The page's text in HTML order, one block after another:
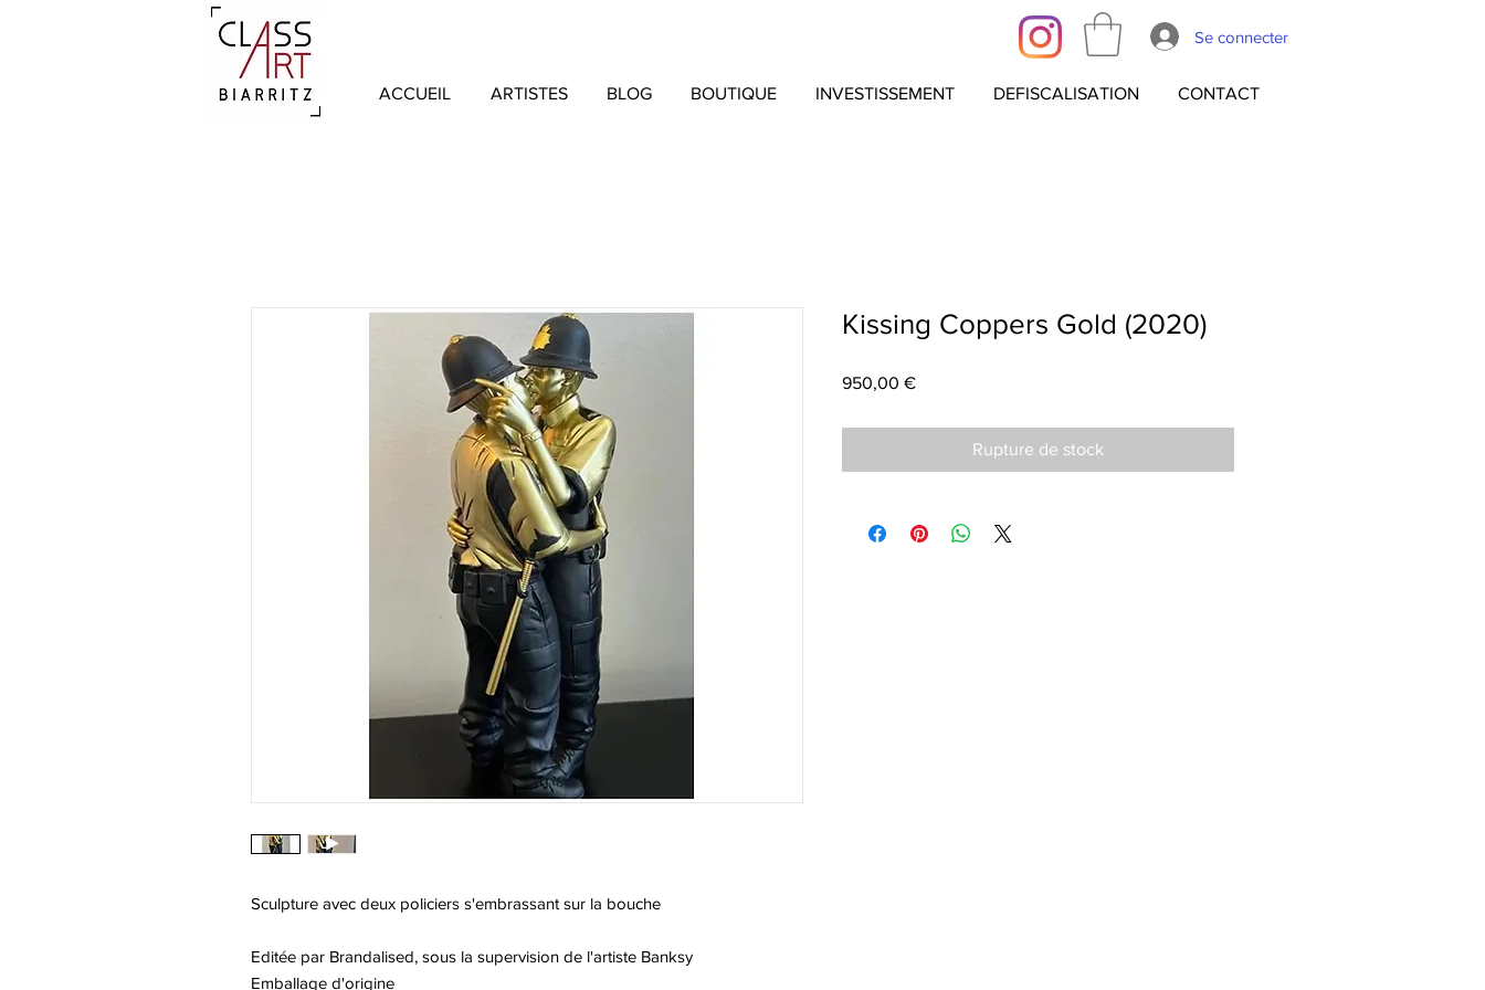
Se connecter
ACCUEIL ARTISTES BLOG BOUTIQUE INVESTISSEMENT DEFISCALISATION CONTACT
Sculpture avec deux policiers s'embrassant sur la bouche
Editée par Brandalised, sous la supervision de l'artiste Banksy
Emballage d'origine
Kissing Coppers Gold (2020)
950,00 €Prix
Rupture de stock